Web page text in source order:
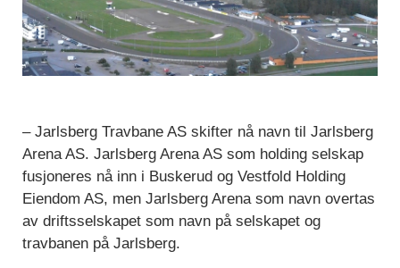
– Jarlsberg Travbane AS skifter nå navn til Jarlsberg
Arena AS. Jarlsberg Arena AS som holding selskap
fusjoneres nå inn i Buskerud og Vestfold Holding
Eiendom AS, men Jarlsberg Arena som navn overtas
av driftsselskapet som navn på selskapet og
travbanen på Jarlsberg.